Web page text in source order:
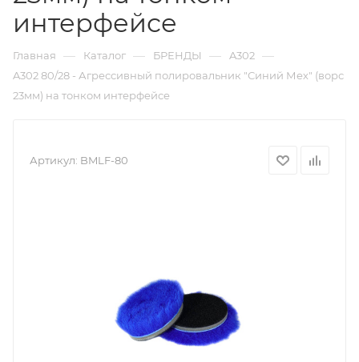
интерфейсе
Главная — Каталог — БРЕНДЫ — A302 —
A302 80/28 - Агрессивный полировальник "Синий Мех" (ворс
23мм) на тонком интерфейсе
Артикул: BMLF-80